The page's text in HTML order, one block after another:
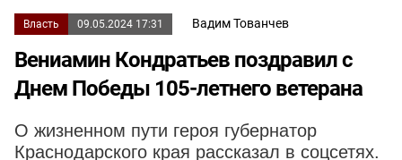
Власть 09.05.2024 17:31 Вадим Тованчев
Вениамин Кондратьев поздравил с
Днем Победы 105-летнего ветерана
О жизненном пути героя губернатор
Краснодарского края рассказал в соцсетях.